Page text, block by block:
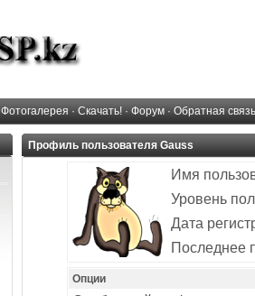
Фотогалерея · Скачать! · Форум · Обратная связь
Профиль пользователя Gauss
Имя
Уровень
Дата
Последнее
Опции